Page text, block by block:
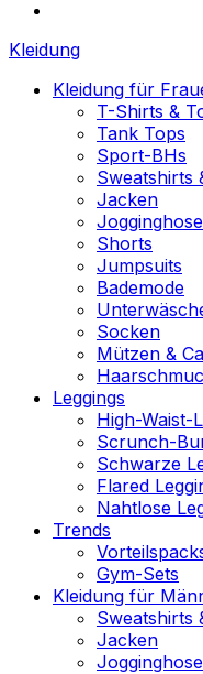
Kleidung
Kleidung für
T-Shirts &
Tank Tops
Sport-BHs
Sweatshirts
Jacken
Shorts
Jumpsuits
Bademode
Socken
Mützen &
Leggings
High-Waist-
Scrunch-
Schwarze
Flared
Nahtlose
Trends
Gym-Sets
Kleidung für
Sweatshirts
Jacken